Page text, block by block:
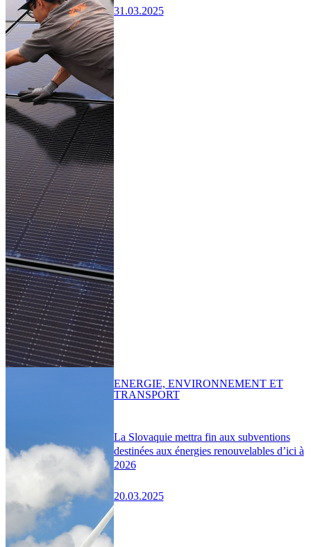
31.03.2025
La Slovaquie mettra fin aux subventions
destinées aux énergies renouvelables d’ici à
2026
20.03.2025
ENERGIE, ENVIRONNEMENT ET
TRANSPORT